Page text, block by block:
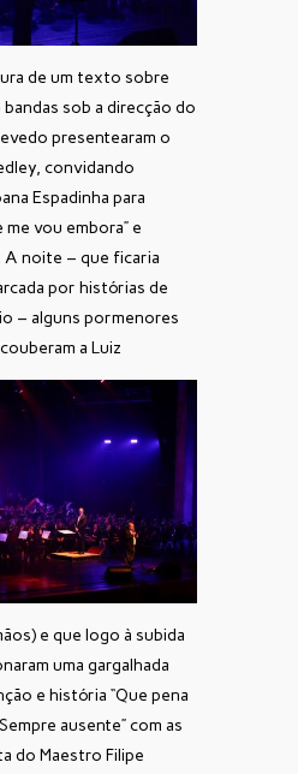
de um texto sobre
sob a direcção do
presentearam o
convidando
Espadinha para
vou embora” e
A noite – que ficaria
por histórias de
– alguns pormenores
a Luiz
e que logo à subida
uma gargalhada
e história “Que pena
ausente” com as
do Maestro Filipe